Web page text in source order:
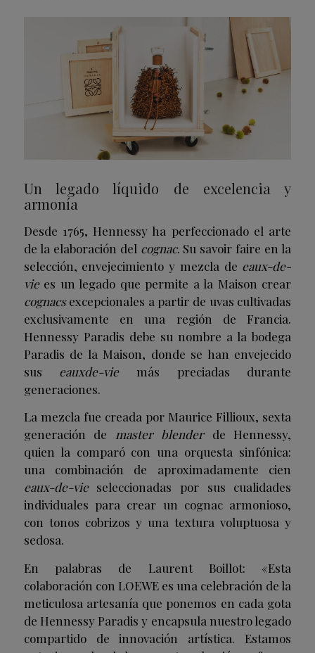
Un legado líquido de excelencia y
armonía
Desde 1765, Hennessy ha perfeccionado el arte
de la elaboración del cognac. Su savoir faire en la
selección, envejecimiento y mezcla de eaux-de-
viees un legado que permite a la Maison crear
cognacsexcepcionales a partir de uvas cultivadas
exclusivamente en una región de Francia.
Hennessy Paradis debe su nombre a la bodega
Paradis de la Maison, donde se han envejecido
sus eauxde-viemás preciadas durante
generaciones.
La mezcla fue creada por Maurice Fillioux, sexta
generación de
master blenderde Hennessy,
quien la comparó con una orquesta sinfónica:
una combinación de aproximadamente cien
eaux-de-vieseleccionadas por sus cualidades
individuales para crear un cognac armonioso,
con tonos cobrizos y una textura voluptuosa y
sedosa.
En palabras de Laurent Boillot: «Esta
colaboración con LOEWE es una celebración de la
meticulosa artesanía que ponemos en cada gota
de Hennessy Paradis y encapsula nuestro legado
compartido de innovación artística. Estamos